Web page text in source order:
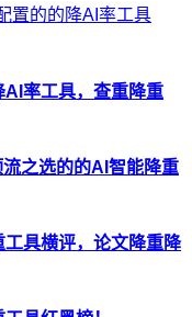
置的的降AI率工具
率工具，查重降重
之选的的AI智能降重
具横评，论文降重降